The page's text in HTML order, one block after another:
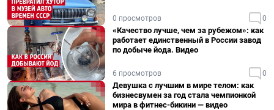
0 просмотров 0
«Качество лучше, чем за рубежом»: как
работает единственный в России завод
по добыче йода. Видео
6 просмотров 0
Девушка с лучшим в мире телом: как
бизнесвумен за год стала чемпионкой
мира в фитнес-бикини — видео